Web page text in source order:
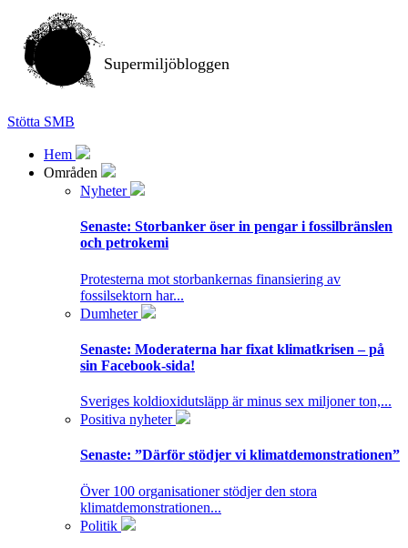
Supermiljöbloggen
Stötta SMB
Hem
Områden
Nyheter
Senaste: Storbanker öser in pengar i fossilbränslen
och petrokemi
Protesterna mot storbankernas finansiering av
fossilsektorn har...
Dumheter
Senaste: Moderaterna har fixat klimatkrisen – på
sin Facebook-sida!
Sveriges koldioxidutsläpp är minus sex miljoner ton,...
Positiva nyheter
Senaste: ”Därför stödjer vi klimatdemonstrationen”
Över 100 organisationer stödjer den stora
klimatdemonstrationen...
Politik